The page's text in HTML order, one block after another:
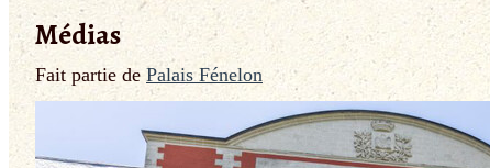
Médias
Fait partie de Palais Fénelon